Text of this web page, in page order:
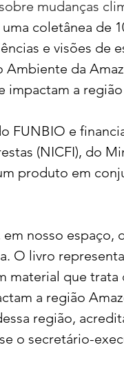
mudanças
uma coletânea de
e visões de
da
impactam a
FUNBIO e
(NICFI), do
produto em
nosso espaço,
O livro
material que
a região
região,
o secretário-